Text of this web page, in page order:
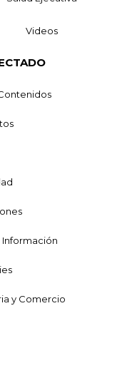
Videos
y Comercio